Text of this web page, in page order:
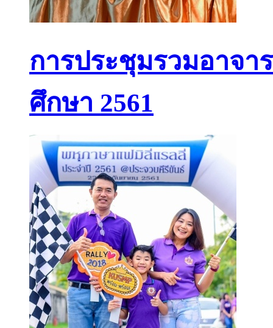
การประชุมรวมอาจา
ศึกษา 2561